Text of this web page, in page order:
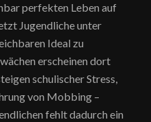
perfekten Leben auf
Jugendliche unter
Ideal zu
erscheinen dort
schulischer Stress,
von Mobbing –
fehlt dadurch ein